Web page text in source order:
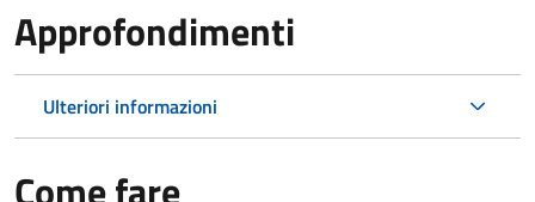
Approfondimenti
Ulteriori informazioni